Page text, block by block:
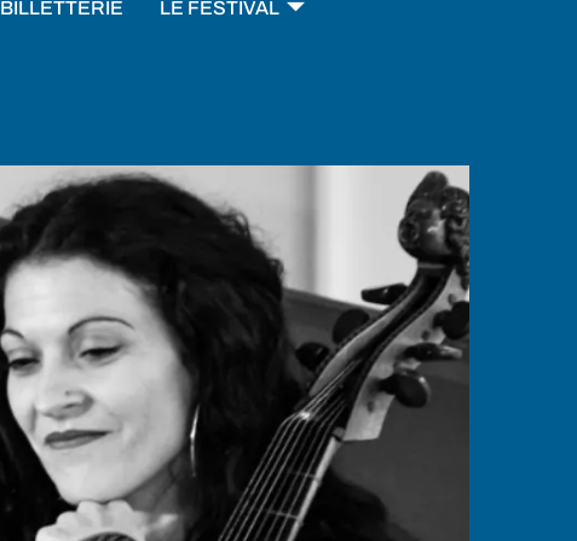
BILLETTERIE LE FESTIVAL